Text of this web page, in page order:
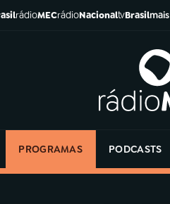
rádioMECrádioNacionaltvBrasilmais
PROGRAMAS PODCASTS